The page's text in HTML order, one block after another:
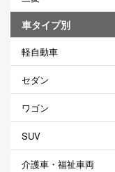
車タイプ別
軽自動車
セダン
ワゴン
SUV
介護車・福祉車両